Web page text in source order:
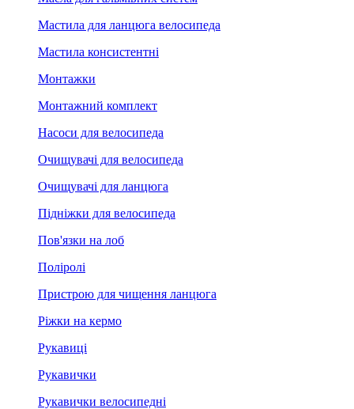
Мастила для ланцюга велосипеда
Мастила консистентні
Монтажки
Монтажний комплект
Насоси для велосипеда
Очищувачі для велосипеда
Очищувачі для ланцюга
Підніжки для велосипеда
Пов'язки на лоб
Поліролі
Пристрою для чищення ланцюга
Ріжки на кермо
Рукавиці
Рукавички
Рукавички велосипедні